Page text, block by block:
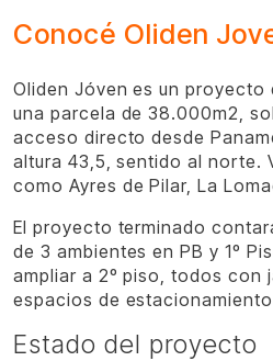
Conocé Oliden
Oliden Jóven es un proyecto
una parcela de 38.000m2,
acceso directo desde
altura 43,5, sentido al norte.
como Ayres de Pilar, La
El proyecto terminado
de 3 ambientes en PB y 1º
ampliar a 2º piso, todos con
espacios de
Estado del proyecto